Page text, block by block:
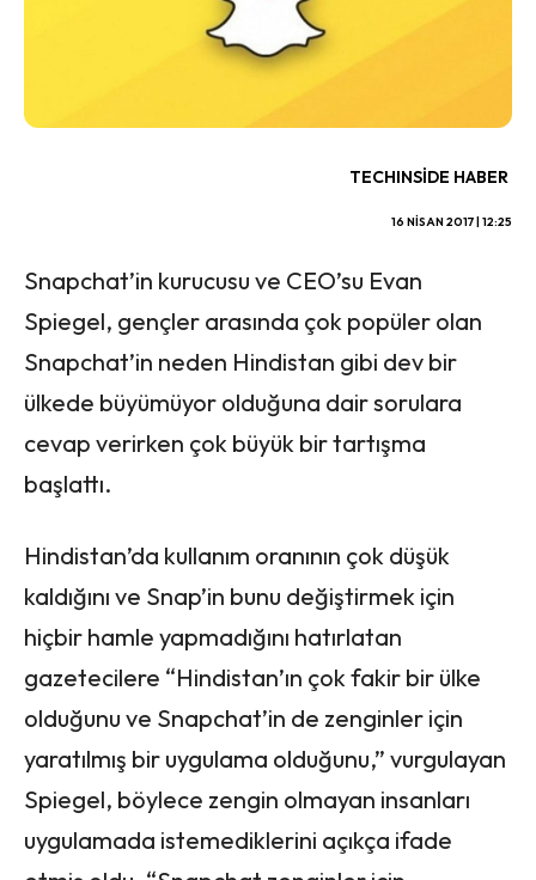
TECHINSIDE HABER
16 NISAN 2017 | 12:25
Snapchat’in kurucusu ve CEO’su Evan
Spiegel, gençler arasında çok popüler olan
Snapchat’in neden Hindistan gibi dev bir
ülkede büyümüyor olduğuna dair sorulara
cevap verirken çok büyük bir tartışma
başlattı.
Hindistan’da kullanım oranının çok düşük
kaldığını ve Snap’in bunu değiştirmek için
hiçbir hamle yapmadığını hatırlatan
gazetecilere “Hindistan’ın çok fakir bir ülke
olduğunu ve Snapchat’in de zenginler için
yaratılmış bir uygulama olduğunu,” vurgulayan
Spiegel, böylece zengin olmayan insanları
uygulamada istemediklerini açıkça ifade